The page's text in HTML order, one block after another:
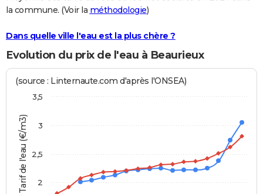
FORUM
Bricolage
Lifestyle
Culture
Sport
Auto
Television
Voyage
Cinema
la commune. (Voir la méthodologie)
Dans quelle ville l'eau est la plus chère ?
Evolution du prix de l'eau à Beaurieux
Tarif de l'eau (€/m3)
(source : Linternaute.com d'après l'ONSEA)
2
2,5
3
3,5